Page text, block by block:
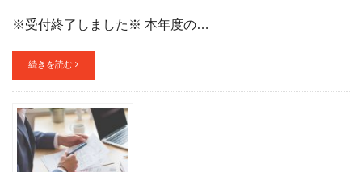
※受付終了しました※ 本年度の…
続きを読む